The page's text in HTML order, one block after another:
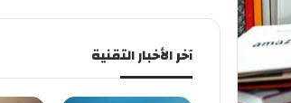
آخر الأخبار التقنية